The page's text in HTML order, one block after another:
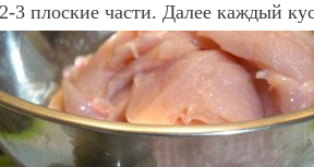
3 плоские части. Далее каждый